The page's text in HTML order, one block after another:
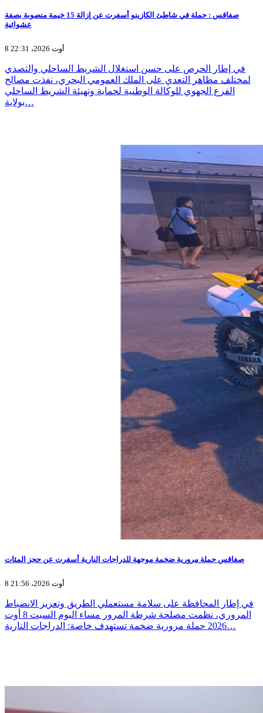
صفاقس : حملة في شاطئ الكازينو أسفرت عن إزالة 15 خيمة منصوبة بصفة
عشوائية
8 أوت 2026، 22:31
في إطار الحرص على حسن استغلال الشريط الساحلي والتصدي
لمختلف مظاهر التعدي على الملك العمومي البحري، نفذت مصالح
الفرع الجهوي للوكالة الوطنية لحماية وتهيئة الشريط الساحلي
بولاية…
صفاقس حملة مرورية ضخمة موجهة للدراجات النارية أسفرت عن حجز المئات
8 أوت 2026، 21:56
في إطار المحافظة على سلامة مستعملي الطريق وتعزيز الانضباط
المروري، نظمت مصلحة شرطة المرور مساء اليوم السبت 8 أوت
2026 حملة مرورية ضخمة تستهدف خاصة: الدراجات النارية…